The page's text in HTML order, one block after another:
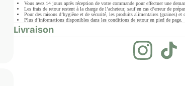
Vous avez 14 jours après réception de votre commande pour effectuer une
Les frais de retour restent à la charge de l’acheteur, sauf en cas d’erreur de
Pour des raisons d’hygiène et de sécurité, les produits alimentaires (graines) et
Plus d’informations disponibles dans les conditions de retour en pied de page.
Livraison